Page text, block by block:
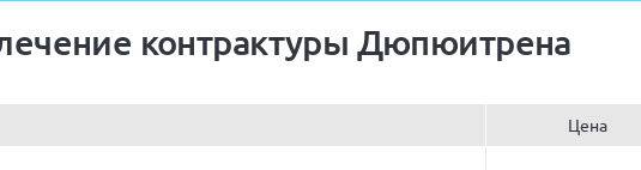
контрактуры Дюпюитрена
Цена